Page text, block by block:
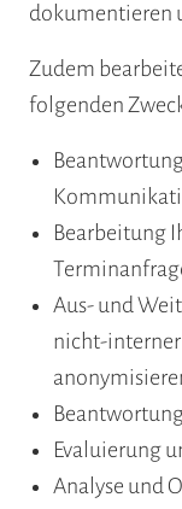
dokumentieren
Zudem
folgenden
Bearbeitung
Aus- und
nicht-
Evaluierung
Analyse und